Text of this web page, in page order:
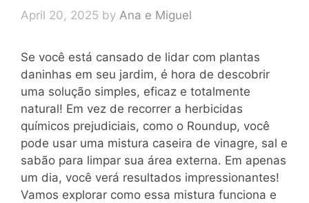
April 20, 2025 by Ana e Miguel
Se você está cansado de lidar com plantas
daninhas em seu jardim, é hora de descobrir
uma solução simples, eficaz e totalmente
natural! Em vez de recorrer a herbicidas
químicos prejudiciais, como o Roundup, você
pode usar uma mistura caseira de vinagre, sal e
sabão para limpar sua área externa. Em apenas
um dia, você verá resultados impressionantes!
Vamos explorar como essa mistura funciona e